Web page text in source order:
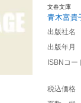
文春文庫
青木富貴
出版社名
出版年月
ISBNコー
税込価格